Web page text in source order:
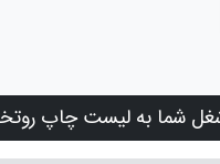
شما به لیست چاپ